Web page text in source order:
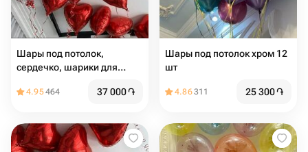
Шары под потолок,
сердечко, шарики для
4.95464 37 000֏
Шары под потолок хром 12
шт
4.86311 25 300֏